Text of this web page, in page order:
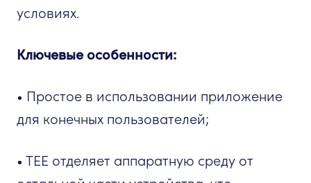
условиях.
Ключевые особенности:
• Простое в использовании приложение
для конечных пользователей;
• TEE отделяет аппаратную среду от